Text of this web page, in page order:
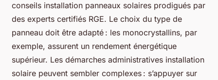
conseils installation panneaux solaires prodigués par
des experts certifiés RGE. Le choix du type de
panneau doit être adapté : les monocrystallins, par
exemple, assurent un rendement énergétique
supérieur. Les démarches administratives installation
solaire peuvent sembler complexes : s’appuyer sur